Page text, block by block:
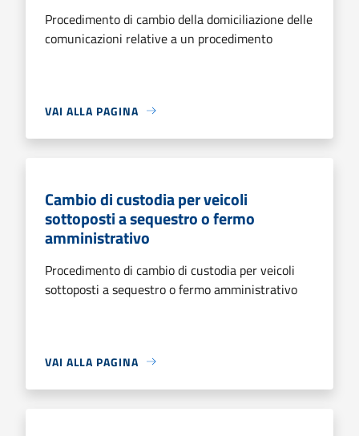
Procedimento di cambio della domiciliazione delle
comunicazioni relative a un procedimento
VAI ALLA PAGINA
Cambio di custodia per veicoli
sottoposti a sequestro o fermo
amministrativo
Procedimento di cambio di custodia per veicoli
sottoposti a sequestro o fermo amministrativo
VAI ALLA PAGINA